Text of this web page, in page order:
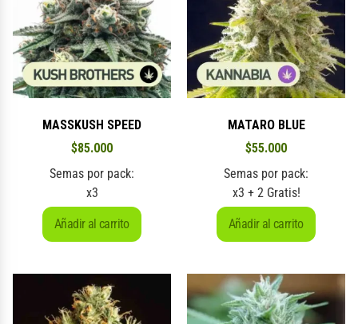
MASSKUSH SPEED
$85.000
Semas por pack:
x3
Añadir al carrito
MATARO BLUE
$55.000
Semas por pack:
x3 + 2 Gratis!
Añadir al carrito